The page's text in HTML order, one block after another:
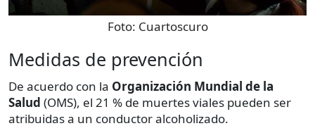
Foto: Cuartoscuro
Medidas de prevención
De acuerdo con la Organización Mundial de la
Salud (OMS), el 21 % de muertes viales pueden ser
atribuidas a un conductor alcoholizado.